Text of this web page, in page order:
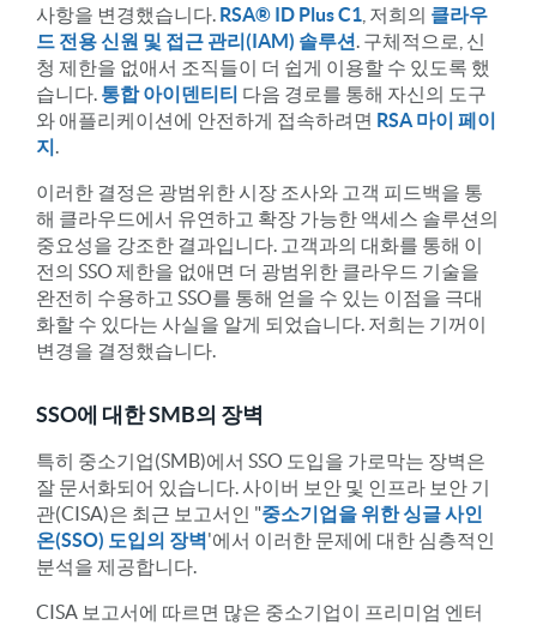
사항을 변경했습니다. RSA® ID Plus C1 , 저희의 클라우
드 전용 신원 및 접근 관리(IAM) 솔루션 . 구체적으로, 신
청 제한을 없애서 조직들이 더 쉽게 이용할 수 있도록 했
습니다. 통합 아이덴티티 다음 경로를 통해 자신의 도구
와 애플리케이션에 안전하게 접속하려면 RSA 마이 페이
지
이러한 결정은 광범위한 시장 조사와 고객 피드백을 통
해 클라우드에서 유연하고 확장 가능한 액세스 솔루션의
중요성을 강조한 결과입니다. 고객과의 대화를 통해 이
전의 SSO 제한을 없애면 더 광범위한 클라우드 기술을
완전히 수용하고 SSO를 통해 얻을 수 있는 이점을 극대
화할 수 있다는 사실을 알게 되었습니다. 저희는 기꺼이
변경을 결정했습니다.
SSO에 대한 SMB의 장벽
특히 중소기업(SMB)에서 SSO 도입을 가로막는 장벽은
잘 문서화되어 있습니다. 사이버 보안 및 인프라 보안 기
관(CISA)은 최근 보고서인 "중소기업을 위한 싱글 사인
온(SSO) 도입의 장벽'에서 이러한 문제에 대한 심층적인
분석을 제공합니다.
CISA 보고서에 따르면 많은 중소기업이 프리미엄 엔터